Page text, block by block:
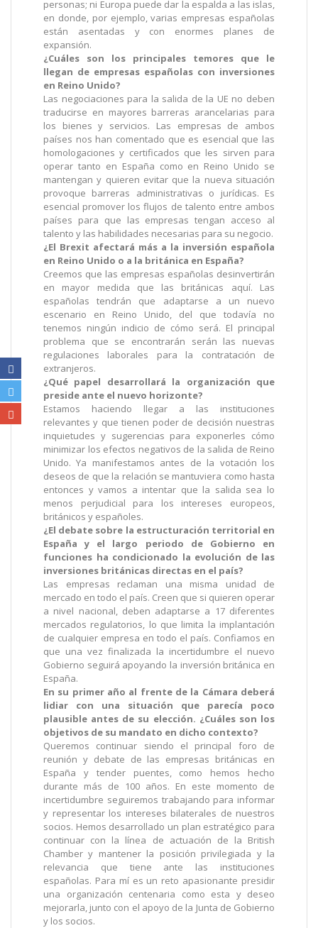
personas; ni Europa puede dar la espalda a las islas,
en donde, por ejemplo, varias empresas españolas
están asentadas y con enormes planes de
expansión.
¿Cuáles son los principales temores que le
llegan de empresas españolas con inversiones
en Reino Unido?
Las negociaciones para la salida de la UE no deben
traducirse en mayores barreras arancelarias para
los bienes y servicios. Las empresas de ambos
países nos han comentado que es esencial que las
homologaciones y certificados que les sirven para
operar tanto en España como en Reino Unido se
mantengan y quieren evitar que la nueva situación
provoque barreras administrativas o jurídicas. Es
esencial promover los flujos de talento entre ambos
países para que las empresas tengan acceso al
talento y las habilidades necesarias para su negocio.
¿El Brexit afectará más a la inversión española
en Reino Unido o a la británica en España?
Creemos que las empresas españolas desinvertirán
en mayor medida que las británicas aquí. Las
españolas tendrán que adaptarse a un nuevo
escenario en Reino Unido, del que todavía no
tenemos ningún indicio de cómo será. El principal
problema que se encontrarán serán las nuevas
regulaciones laborales para la contratación de
extranjeros.
¿Qué papel desarrollará la organización que
preside ante el nuevo horizonte?
Estamos haciendo llegar a las instituciones
relevantes y que tienen poder de decisión nuestras
inquietudes y sugerencias para exponerles cómo
minimizar los efectos negativos de la salida de Reino
Unido. Ya manifestamos antes de la votación los
deseos de que la relación se mantuviera como hasta
entonces y vamos a intentar que la salida sea lo
menos perjudicial para los intereses europeos,
británicos y españoles.
¿El debate sobre la estructuración territorial en
España y el largo periodo de Gobierno en
funciones ha condicionado la evolución de las
inversiones británicas directas en el país?
Las empresas reclaman una misma unidad de
mercado en todo el país. Creen que si quieren operar
a nivel nacional, deben adaptarse a 17 diferentes
mercados regulatorios, lo que limita la implantación
de cualquier empresa en todo el país. Confiamos en
que una vez finalizada la incertidumbre el nuevo
Gobierno seguirá apoyando la inversión británica en
España.
En su primer año al frente de la Cámara deberá
lidiar con una situación que parecía poco
plausible antes de su elección. ¿Cuáles son los
objetivos de su mandato en dicho contexto?
Queremos continuar siendo el principal foro de
reunión y debate de las empresas británicas en
España y tender puentes, como hemos hecho
durante más de 100 años. En este momento de
incertidumbre seguiremos trabajando para informar
y representar los intereses bilaterales de nuestros
socios. Hemos desarrollado un plan estratégico para
continuar con la línea de actuación de la British
Chamber y mantener la posición privilegiada y la
relevancia que tiene ante las instituciones
españolas. Para mí es un reto apasionante presidir
una organización centenaria como esta y deseo
mejorarla, junto con el apoyo de la Junta de Gobierno
y los socios.